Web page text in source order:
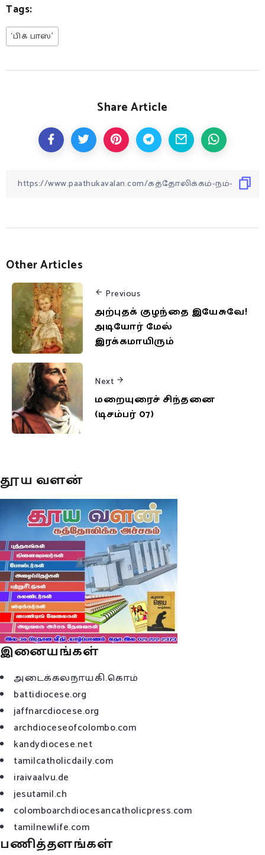
Tags:
‘பிக் பாஸ்’
Share Article
Other Articles
Previous
அற்புதக் குழந்தை இயேசுவே!
அடியோர் மேல்
இரக்கமாயிரும்
Next
மறையுரைச் சிந்தனை
(டிசம்பர் 07)
தூய வளன்
இனையங்கள்
அடைக்கலநாயகி.கொம்
battidiocese.org
jaffnarcdiocese.org
archdioceseofcolombo.com
kandydiocese.net
tamilcatholicdaily.com
iraivaalvu.de
jesutamil.ch
colomboarchdiocesancatholicpress.com
tamilnewlife.com
பணித்தளங்கள்